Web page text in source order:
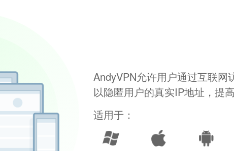
AndyVPN允许用户通过互联
以隐匿用户的真实IP地址，提
适用于：